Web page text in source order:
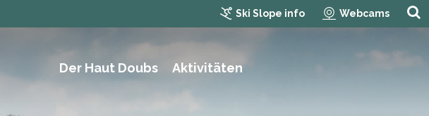
Ski Slope info Webcams
Der Haut Doubs Aktivitäten